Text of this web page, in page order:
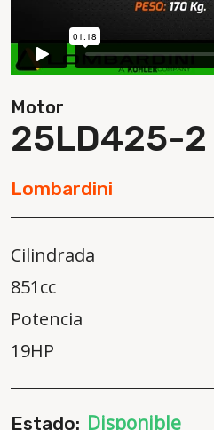
Motor
25LD425-2
Lombardini
Cilindrada
851cc
Potencia
19HP
Estado: Disponible